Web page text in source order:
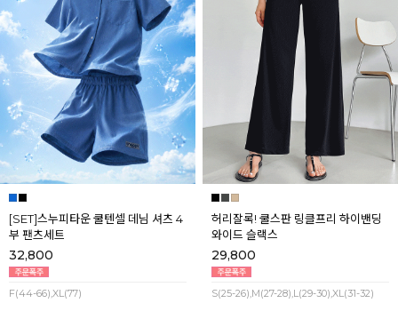
[SET]스누피타운 쿨텐셀 데님 셔츠 4
부 팬츠세트
32,800
F(44-66),XL(77)
허리잘록! 쿨스판 링클프리 하이밴딩
와이드 슬랙스
29,800
S(25-26),M(27-28),L(29-30),XL(31-32)